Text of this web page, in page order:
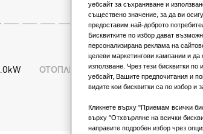
ОТОПЛЕНИЕ: ОХЛАЖДАНЕ:
уебсайт за съхраняване и
съществено значение, за да ви
предоставим най-доброто
Бисквитките по избор дават
персонализирана реклама на
целеви маркетингови кампании и
използване. Чрез тези бисквитки
уебсайт, Вашите предпочитания и
видите кои бисквитки са по избор и
Кликнете върху "Приемам всички
върху "Отхвърляне на всички
направите подробен избор чрез